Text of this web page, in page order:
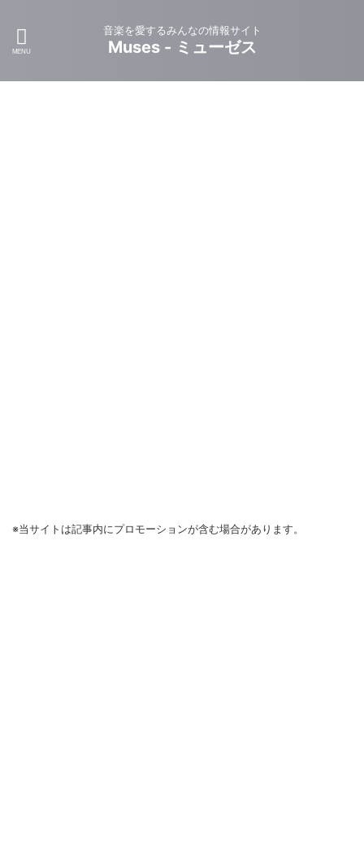
音楽を愛するみんなの情報サイト
Muses - ミューゼス
※当サイトは記事内にプロモーションが含む場合があります。